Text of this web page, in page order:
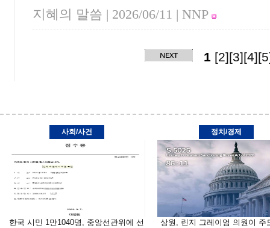
지혜의 말씀 | 2026/06/11 | NNP
1 [2][3][4]
사회/사건
한국 시민 1만1040명, 중앙선관위에 선
정치/경제
상원, 린지 그레이엄 의원이 주